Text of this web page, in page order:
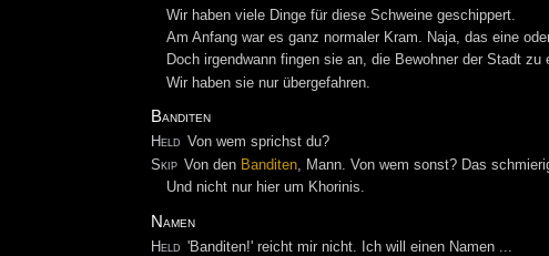
Wir haben viele Dinge für diese Schweine geschippert.
Am Anfang war es ganz normaler Kram. Naja, das eine
Doch irgendwann fingen sie an, die Bewohner der Stadt
Wir haben sie nur übergefahren.
Banditen
Held Von wem sprichst du?
Skip Von den Banditen , Mann. Von wem sonst? Das
Und nicht nur hier um Khorinis.
Namen
Held 'Banditen!' reicht mir nicht. Ich will einen Namen ...